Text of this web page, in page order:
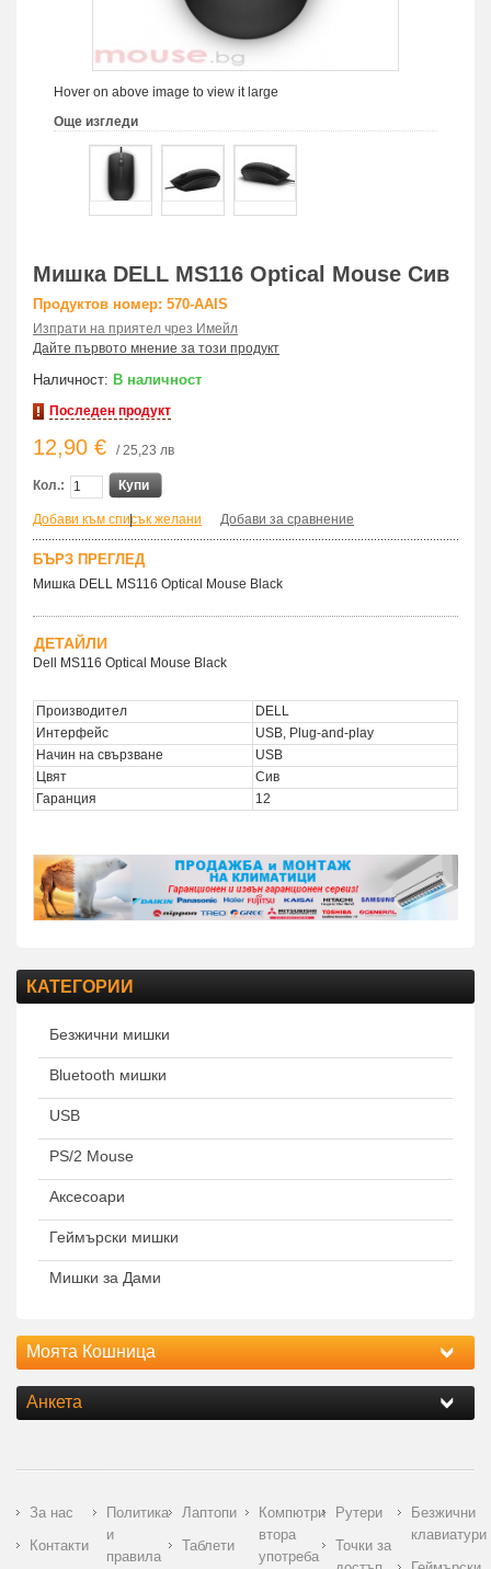
Hover on above image to view it large
Още изгледи
Мишка DELL MS116 Optical Mouse Сив
Продуктов номер: 570-AAIS
Изпрати на приятел чрез Имейл
Дайте първото мнение за този продукт
Наличност: В наличност
Последен продукт
12,90 € / 25,23 лв
Кол.: Купи
Добави към списък желани
| Добави за сравнение
БЪРЗ ПРЕГЛЕД
Мишка DELL MS116 Optical Mouse Black
ДЕТАЙЛИ
Dell MS116 Optical Mouse Black
Производител
DELL
Интерфейс
USB, Plug-and-play
Начин на свързване
USB
Цвят
Сив
Гаранция
12
КАТЕГОРИИ
Безжични мишки
Bluetooth мишки
USB
PS/2 Mouse
Аксесоари
Геймърски мишки
Мишки за Дами
Моята Кошница
Анкета
За нас
Контакти
Политика
и
правила
Лаптопи
Таблети
Компютри
втора
употреба
Рутери
Точки за
Безжични
клавиатури